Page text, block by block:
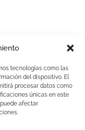
tecnologías como las
del dispositivo. El
procesar datos como
únicas en este
afectar